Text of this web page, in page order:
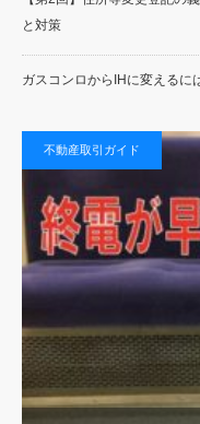
と対策
ガスコンロからIHに変えるに
不動産取引ガイド